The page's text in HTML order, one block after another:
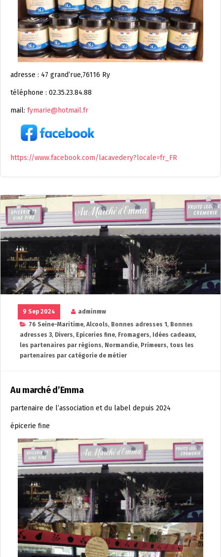
adresse : 47 grand’rue,76116 Ry
téléphone : 02.35.23.84.88
mail: fymarie@hotmail.fr
https://www.facebook.com/lacavedery?locale=fr_FR
9 Sep 2024
adminmw
76 Seine-Maritime, Alcools, Bonnes adresses 1 , Bonnes
adresses 3, Divers, Epiceries fine, Fromagers, Idées cadeaux,
les partenaires par régions, Normandie, Primeurs, tous les
partenaires par catégorie de métier
Au marché d’Emma
partenaire de l’association et du label depuis 2024
épicerie fine